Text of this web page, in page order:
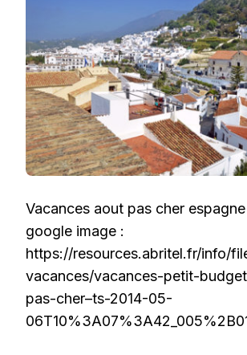
Vacances aout pas cher
google image :
https://resources.abritel.fr/info/
vacances/vacances-petit-
pas-cher–ts-2014-05-